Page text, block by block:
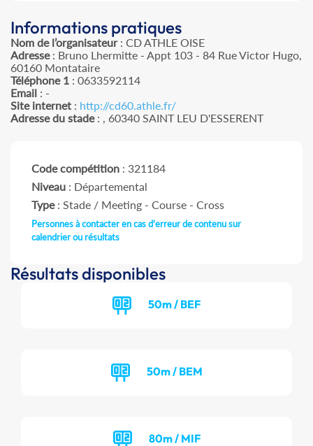
Informations pratiques
Nom de l’organisateur: CD ATHLE OISE
Adresse: Bruno Lhermitte - Appt 103 - 84 Rue Victor Hugo,
60160 Montataire
Téléphone 1 : 0633592114
Email : -
Site internet : http://cd60.athle.fr/
Adresse du stade: , 60340 SAINT LEU D'ESSERENT
Code compétition : 321184
Niveau : Départemental
Type: Stade / Meeting - Course - Cross
Personnes à contacter en cas d'erreur de contenu sur
calendrier ou résultats
Résultats disponibles
50m / BEF
50m / BEM
80m / MIF